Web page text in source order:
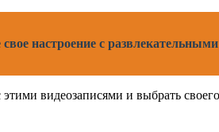
настроение с
видеозаписями и выбрать